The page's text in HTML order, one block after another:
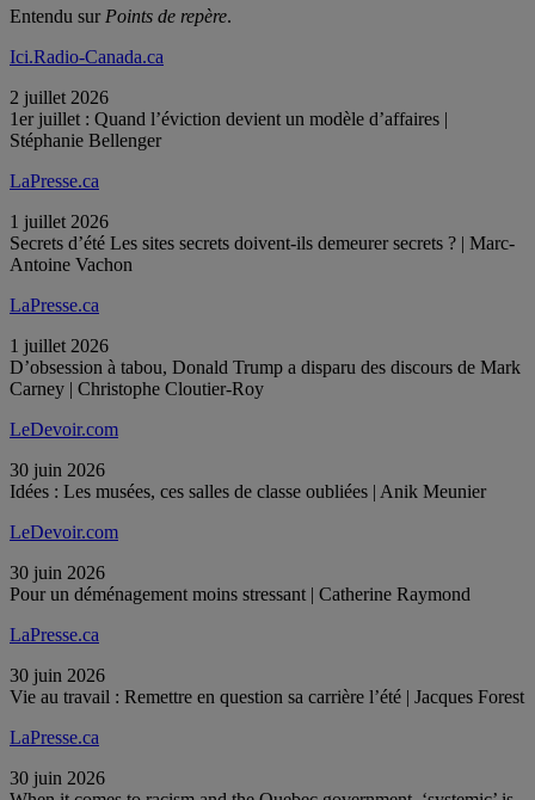
Entendu sur Points de repère.
Ici.Radio-Canada.ca
2 juillet 2026
1er juillet : Quand l’éviction devient un modèle d’affaires |
Stéphanie Bellenger
LaPresse.ca
1 juillet 2026
Secrets d’été Les sites secrets doivent-ils demeurer secrets ? | Marc-
Antoine Vachon
LaPresse.ca
1 juillet 2026
D’obsession à tabou, Donald Trump a disparu des discours de Mark
Carney | Christophe Cloutier-Roy
LeDevoir.com
30 juin 2026
Idées : Les musées, ces salles de classe oubliées | Anik Meunier
LeDevoir.com
30 juin 2026
Pour un déménagement moins stressant | Catherine Raymond
LaPresse.ca
30 juin 2026
Vie au travail : Remettre en question sa carrière l’été | Jacques Forest
LaPresse.ca
30 juin 2026